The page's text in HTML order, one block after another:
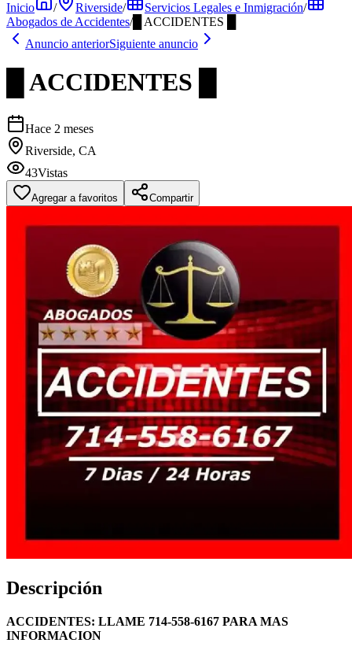
Inicio / Riverside/ Servicios Legales e Inmigración/
Abogados de Accidentes/ █ ACCIDENTES █
Anuncio anteriorSiguiente anuncio
█ ACCIDENTES █
Hace 2 meses
Riverside, CA
43Vistas
Agregar a favoritos Compartir
Descripción
ACCIDENTES: LLAME 714-558-6167 PARA MAS
INFORMACION